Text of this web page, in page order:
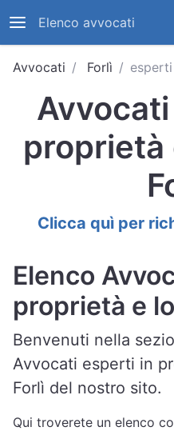
Elenco avvocati
Avvocati Forlì
proprietà
Clicca quì per
Elenco
proprietà e
Benvenuti nella
Avvocati esperti in
Forlì del nostro sito.
Qui troverete un elenco